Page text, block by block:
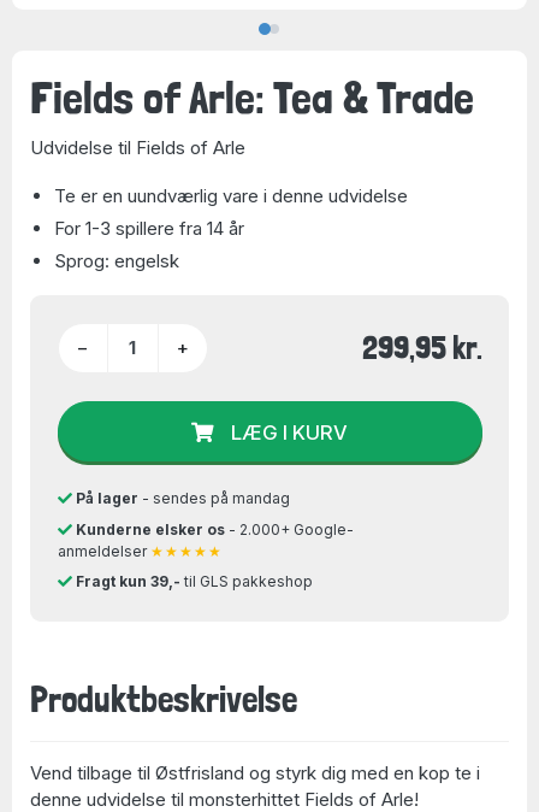
Fields of Arle: Tea & Trade
Udvidelse til Fields of Arle
Te er en uundværlig vare i denne udvidelse
For 1-3 spillere fra 14 år
Sprog: engelsk
− + 299,95 kr.
LÆG I KURV
På lager - sendes på mandag
Kunderne elsker os- 2.000+ Google-
anmeldelser ★★★★★
Fragt kun 39,- til GLS pakkeshop
Produktbeskrivelse
Vend tilbage til Østfrisland og styrk dig med en kop te i
denne udvidelse til monsterhittet Fields of Arle!